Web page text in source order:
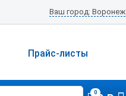
Ваш город: Воронеж
Прайс-листы
0